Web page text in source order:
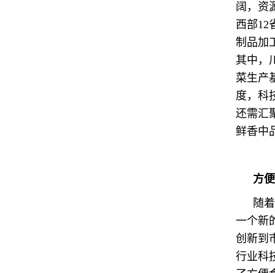
阔，资
西部12
制品加
其中，
菜生产
度，科
还需汇
鲜香中
方
随
一个新
创新到
行业科